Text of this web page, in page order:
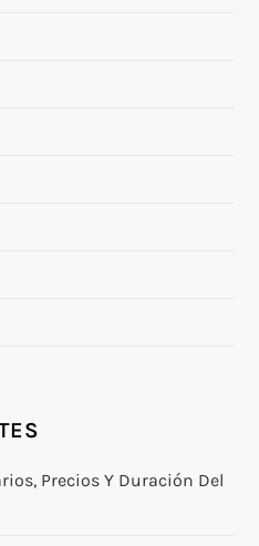
Precios Y Duración Del